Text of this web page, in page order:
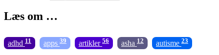
Læs om …
adhd 11 apps 39 artikler 56 asha 12 autisme 23